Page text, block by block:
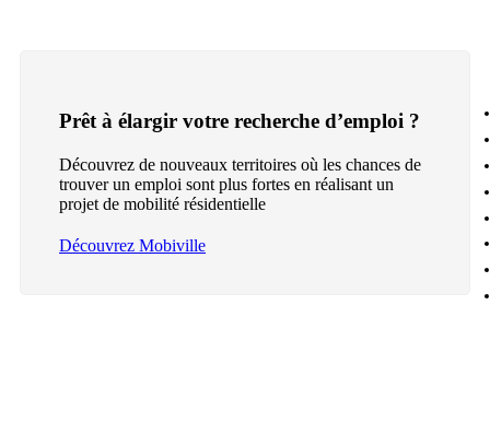
Prêt à élargir votre recherche d’emploi ?
Découvrez de nouveaux territoires où les chances de
trouver un emploi sont plus fortes en réalisant un
projet de mobilité résidentielle
Découvrez Mobiville